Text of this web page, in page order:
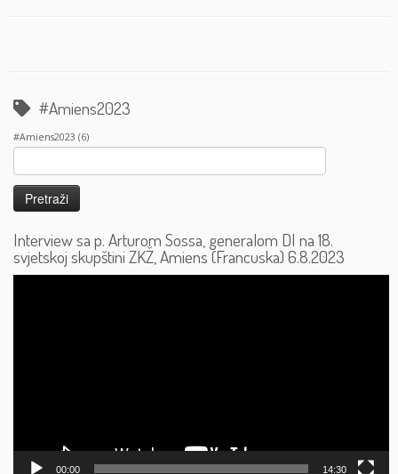
#Amiens2023
#Amiens2023 (6)
Pretraži:
Interview sa p. Arturom Sossa, generalom DI na 18.
svjetskoj skupštini ZKŽ, Amiens (Francuska) 6.8.2023
00:00 14:30